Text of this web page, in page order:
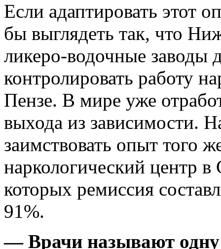
Если адаптировать этот
бы выглядеть так, что
ликеро-водочные заводы
контролировать работу
Пензе. В мире уже
выхода из зависимости.
заимствовать опыт того
наркологический центр
которых ремиссия
91%.
— Врачи называют